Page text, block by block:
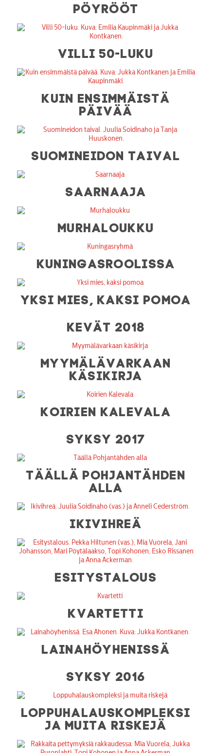
PÖYRÖÖT
VILLI 50-LUKU
KUIN ENSIMMÄISTÄ
PÄIVÄÄ
SUOMINEIDON TAIVAL
SAARNAAJA
MURHALOUKKU
KUNINGASROOLISSA
YKSI MIES, KAKSI POMOA
KEVÄT 2018
MYYMÄLÄVARKAAN
KÄSIKIRJA
KOIRIEN KALEVALA
SYKSY 2017
TÄÄLLÄ POHJANTÄHDEN
ALLA
IKIVIHREÄ
ESITYSTALOUS
KVARTETTI
LAINAHÖYHENISSÄ
SYKSY 2016
LOPPUHALAUSKOMPLEKSI
JA MUITA RISKEJÄ